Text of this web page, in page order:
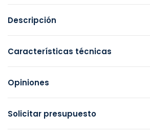
Descripción
Características técnicas
Opiniones
Solicitar presupuesto